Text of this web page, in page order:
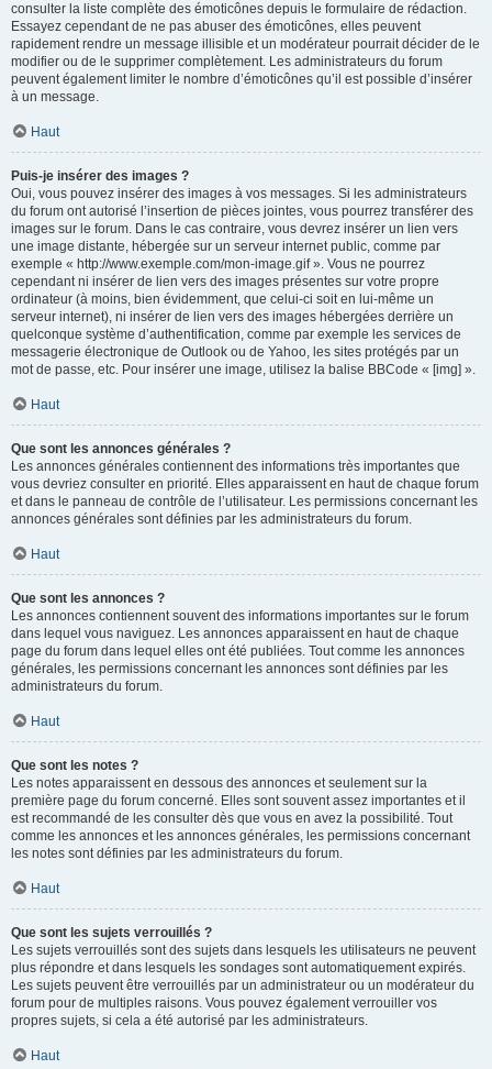
consulter la liste complète des émoticônes depuis le formulaire de rédaction.
Essayez cependant de ne pas abuser des émoticônes, elles peuvent
rapidement rendre un message illisible et un modérateur pourrait décider de le
modifier ou de le supprimer complètement. Les administrateurs du forum
peuvent également limiter le nombre d’émoticônes qu’il est possible d’insérer
à un message.
Haut
Puis-je insérer des images ?
Oui, vous pouvez insérer des images à vos messages. Si les administrateurs
du forum ont autorisé l’insertion de pièces jointes, vous pourrez transférer des
images sur le forum. Dans le cas contraire, vous devrez insérer un lien vers
une image distante, hébergée sur un serveur internet public, comme par
exemple « http://www.exemple.com/mon-image.gif ». Vous ne pourrez
cependant ni insérer de lien vers des images présentes sur votre propre
ordinateur (à moins, bien évidemment, que celui-ci soit en lui-même un
serveur internet), ni insérer de lien vers des images hébergées derrière un
quelconque système d’authentification, comme par exemple les services de
messagerie électronique de Outlook ou de Yahoo, les sites protégés par un
mot de passe, etc. Pour insérer une image, utilisez la balise BBCode « [img] ».
Haut
Que sont les annonces générales ?
Les annonces générales contiennent des informations très importantes que
vous devriez consulter en priorité. Elles apparaissent en haut de chaque forum
et dans le panneau de contrôle de l’utilisateur. Les permissions concernant les
annonces générales sont définies par les administrateurs du forum.
Haut
Que sont les annonces ?
Les annonces contiennent souvent des informations importantes sur le forum
dans lequel vous naviguez. Les annonces apparaissent en haut de chaque
page du forum dans lequel elles ont été publiées. Tout comme les annonces
générales, les permissions concernant les annonces sont définies par les
administrateurs du forum.
Haut
Que sont les notes ?
Les notes apparaissent en dessous des annonces et seulement sur la
première page du forum concerné. Elles sont souvent assez importantes et il
est recommandé de les consulter dès que vous en avez la possibilité. Tout
comme les annonces et les annonces générales, les permissions concernant
les notes sont définies par les administrateurs du forum.
Haut
Que sont les sujets verrouillés ?
Les sujets verrouillés sont des sujets dans lesquels les utilisateurs ne peuvent
plus répondre et dans lesquels les sondages sont automatiquement expirés.
Les sujets peuvent être verrouillés par un administrateur ou un modérateur du
forum pour de multiples raisons. Vous pouvez également verrouiller vos
propres sujets, si cela a été autorisé par les administrateurs.
Haut